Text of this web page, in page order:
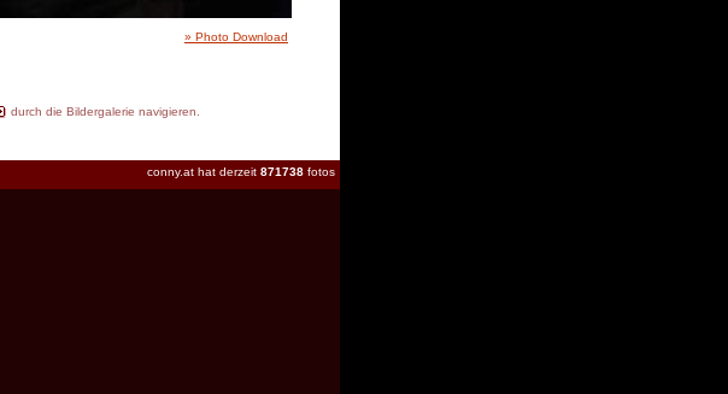
» Photo Download
durch die Bildergalerie navigieren.
conny.at hat derzeit 871738 fotos